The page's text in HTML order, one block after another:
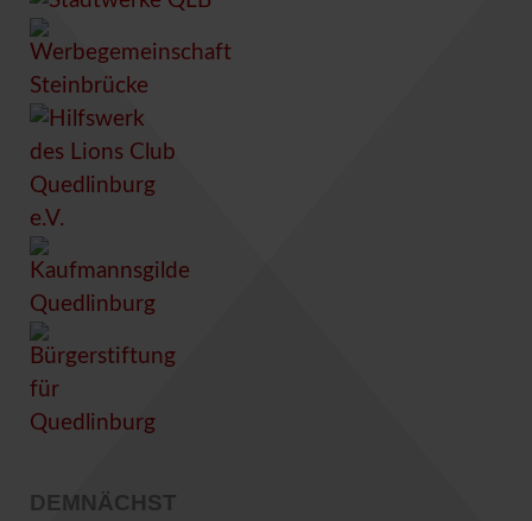
DEMNÄCHST